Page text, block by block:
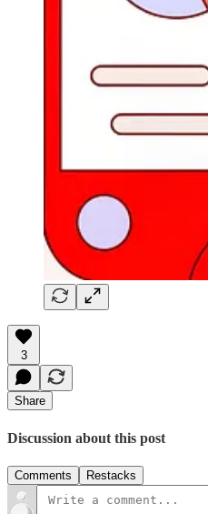
3
Share
Discussion about this post
Comments Restacks